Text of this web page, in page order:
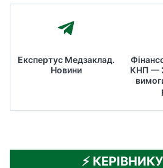
Експертус Медзаклад.
Новини
КНП —
⚡️